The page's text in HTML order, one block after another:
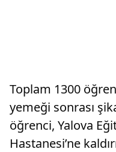
Toplam 1300
yemeği sonrası
öğrenci, Yalova
Hastanesi’ne